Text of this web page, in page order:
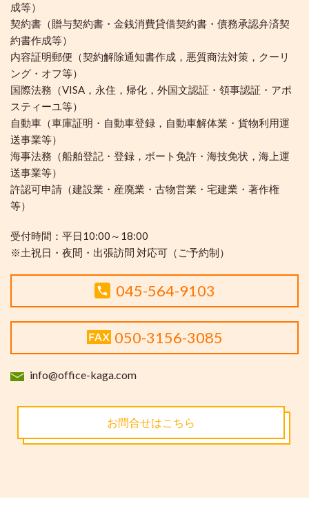
成等）
契約書（贈与契約書・金銭消費貸借契約書・債務承認弁済契
約書作成等）
内容証明郵便（契約解除通知書作成，悪質商法対策，クーリ
ング・オフ等）
国際法務（VISA，永住，帰化，外国文認証・領事認証・アポ
スティーユ等）
自動車（車庫証明・自動車登録，自動車解体業・貨物利用運
送事業等）
海事法務（船舶登記・登録，ボート免許・海技免状，海上運
送事業等）
許認可申請（建設業・産廃業・古物営業・宅建業・著作権
等）
受付時間： 平日10:00～18:00
※土祝日・夜間・出張訪問 対応可（ご予約制）
045-564-9103
050-3156-3085
info@office-kaga.com
お問合せはこちら